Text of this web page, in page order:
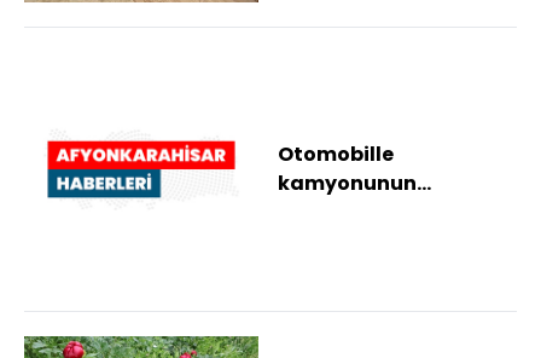
Otomobille
kamyonunun